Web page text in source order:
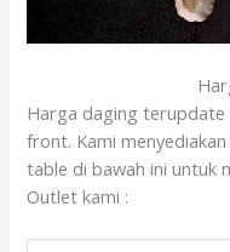
Harga daging
front. Kami
table di bawah ini untuk
Outlet kami :